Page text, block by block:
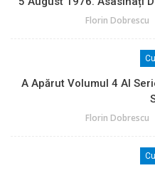
Florin Dobrescu
A Apărut Volumul 4 Al
Florin Dobrescu